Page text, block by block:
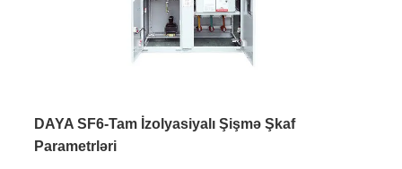
DAYA SF6-Tam İzolyasiyalı Şişmə Şkaf
Parametrləri